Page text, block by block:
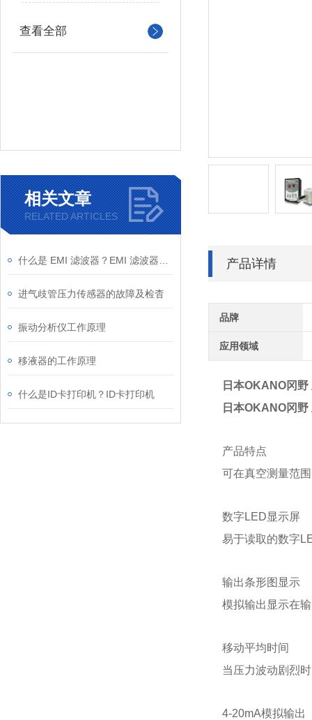
查看全部
相关文章
RELATED ARTICLES
进气歧管压力传感器的故障及检杳
振动分析仪工作原理
移液器的工作原理
什么是ID卡打印机？ID卡打印机
产品详情
品牌
应用领域
日本OKANO冈
日本OKANO冈
产品特点
可在真空测量范
数字LED显示屏
易于读取的数字
输出条形图显示
模拟输出显示在
移动平均时间
当压力波动剧烈
4-20mA模拟输出